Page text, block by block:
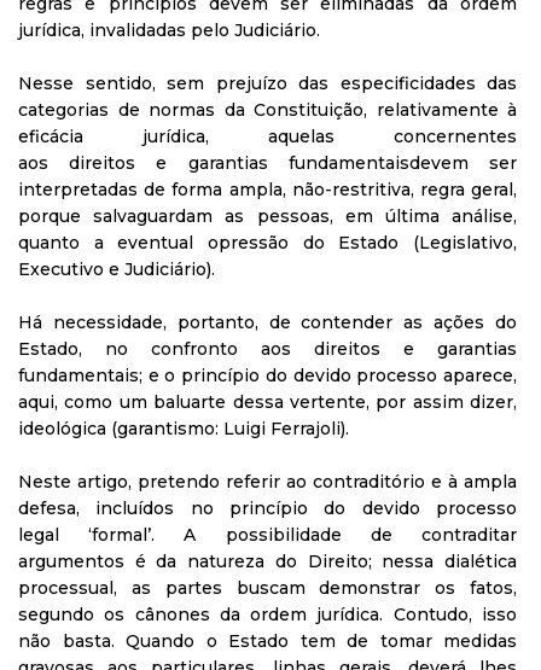
jurídica, invalidadas pelo Judiciário.
Nesse sentido, sem prejuízo das especificidades das
categorias de normas da Constituição, relativamente à
eficácia jurídica, aquelas concernentes
aos direitos e garantias fundamentaisdevem ser
interpretadas de forma ampla, não-restritiva, regra geral,
porque salvaguardam as pessoas, em última análise,
quanto a eventual opressão do Estado (Legislativo,
Executivo e Judiciário).
Há necessidade, portanto, de contender as ações do
Estado, no confronto aos direitos e garantias
fundamentais; e o princípio do devido processo aparece,
aqui, como um baluarte dessa vertente, por assim dizer,
ideológica (garantismo: Luigi Ferrajoli).
Neste artigo, pretendo referir ao contraditório e à ampla
defesa, incluídos no princípio do devido processo
legal ‘formal’. A possibilidade de contraditar
argumentos é da natureza do Direito; nessa dialética
processual, as partes buscam demonstrar os fatos,
segundo os cânones da ordem jurídica. Contudo, isso
não basta. Quando o Estado tem de tomar medidas